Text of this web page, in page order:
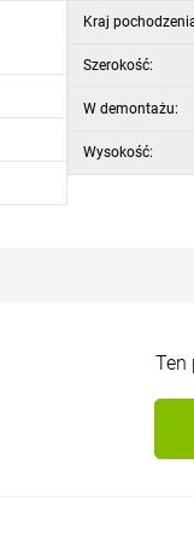
Kraj
Szerokość:
W demontażu:
Wysokość:
Ten